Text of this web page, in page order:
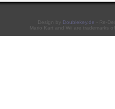
Design by Doublekey.de - Re-
Mario Kart and Wii are trademarks